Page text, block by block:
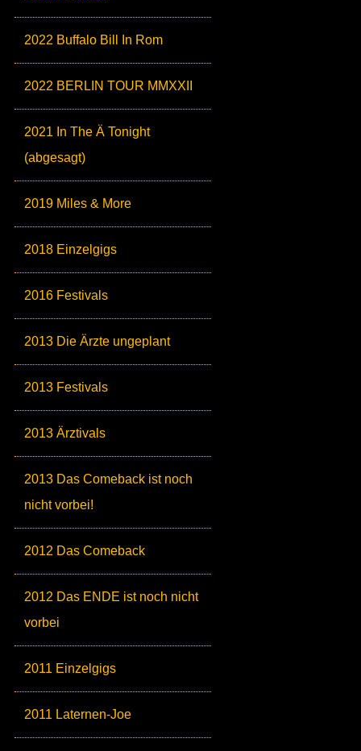
2022 Buffalo Bill In Rom
2022 BERLIN TOUR MMXXII
2021 In The Ä Tonight
(abgesagt)
2019 Miles & More
2018 Einzelgigs
2016 Festivals
2013 Die Ärzte ungeplant
2013 Festivals
2013 Ärztivals
2013 Das Comeback ist noch
nicht vorbei!
2012 Das Comeback
2012 Das ENDE ist noch nicht
vorbei
2011 Einzelgigs
2011 Laternen-Joe